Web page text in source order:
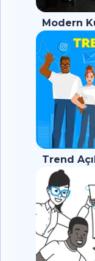
Modern
Trend